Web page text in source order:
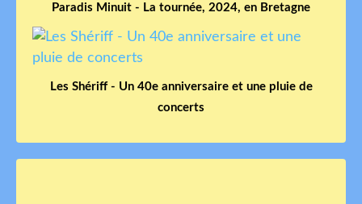
Paradis Minuit - La tournée, 2024, en Bretagne
Les Shériff - Un 40e anniversaire et une pluie de
concerts